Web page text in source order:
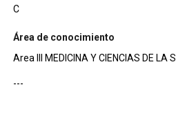
C
Área de conocimiento
Area III MEDICINA Y CIENCIAS DE LA
---